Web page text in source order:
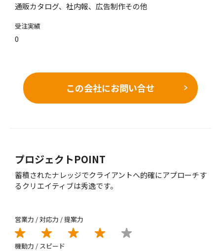
通販カタログ、社内報、広告制作その他
受注実績
0
この会社にお問い合せ
プロジェクトPOINT
蓄積されたナレッジでクライアントへ的確にアプローチす
るクリエイティブは秀逸です。
営業力 / 対応力 / 提案力
機動力 / スピード